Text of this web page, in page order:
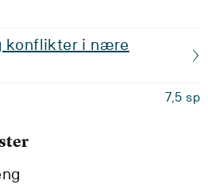
konflikter i nære
7,5 sp